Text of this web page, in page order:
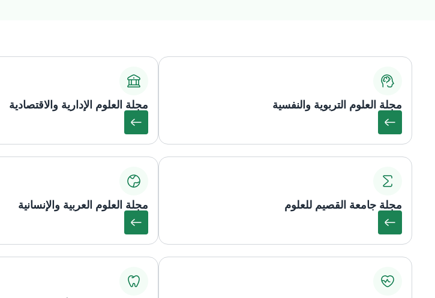
مجلة العلوم التربوية والنفسية مجلة العلوم الإدارية والاقتصادية
مجلة جامعة القصيم للعلوم مجلة العلوم العربية والإنسانية